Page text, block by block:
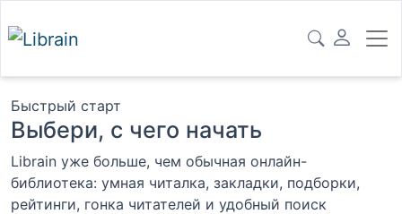
Быстрый старт
Выбери, с чего начать
Librain уже больше, чем обычная онлайн-
библиотека: умная читалка, закладки, подборки,
рейтинги, гонка читателей и удобный поиск